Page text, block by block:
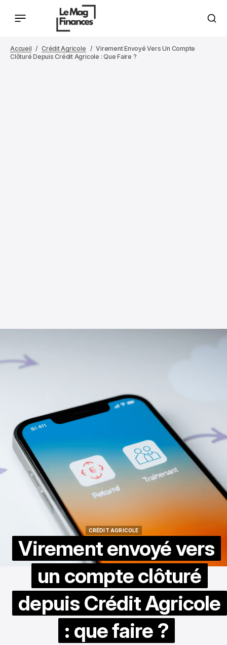
Accueil Crédit Agricole
Virement Envoyé Vers Un Compte
Clôturé Depuis Crédit Agricole : Que Faire ?
CRÉDIT AGRICOLE
Virement envoyé vers
un compte clôturé
depuis Crédit Agricole
: que faire ?